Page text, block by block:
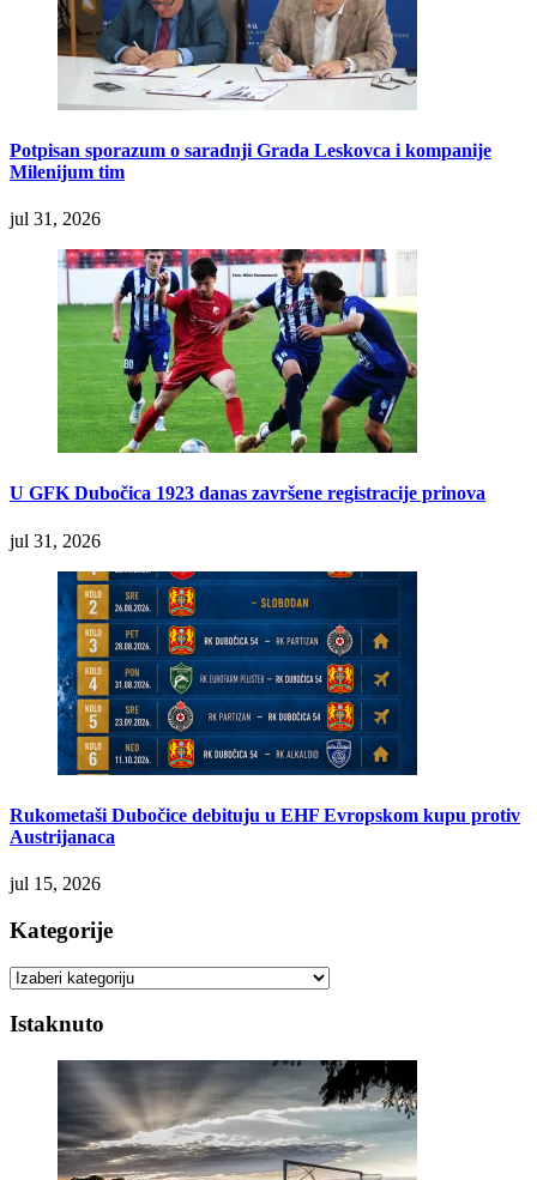
Potpisan sporazum o saradnji Grada Leskovca i kompanije
Milenijum tim
jul 31, 2026
U GFK Dubočica 1923 danas završene registracije prinova
jul 31, 2026
Rukometaši Dubočice debituju u EHF Evropskom kupu protiv
Austrijanaca
jul 15, 2026
Kategorije
Kategorije
Istaknuto